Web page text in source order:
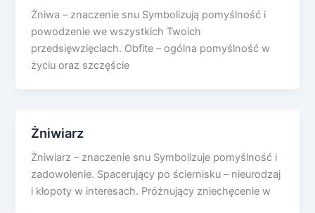
Żniwa – znaczenie snu Symbolizują pomyślność i
powodzenie we wszystkich Twoich
przedsięwzięciach. Obfite – ogólna pomyślność w
życiu oraz szczęście
Żniwiarz
Żniwiarz – znaczenie snu Symbolizuje pomyślność i
zadowolenie. Spacerujący po ściernisku – nieurodzaj
i kłopoty w interesach. Próżnujący zniechęcenie w